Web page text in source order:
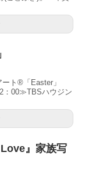
ト®「Easter」
：00≫TBSハウジン
』家族写